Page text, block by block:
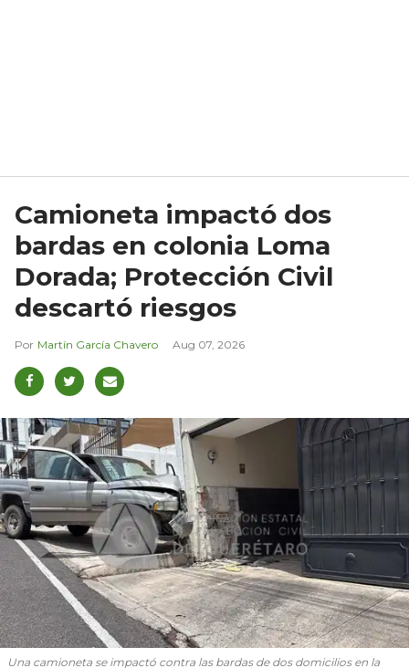
Camioneta impactó dos
bardas en colonia Loma
Dorada; Protección Civil
descartó riesgos
Martín García Chavero Aug 07, 2026
Una camioneta se impactó contra las bardas de dos domicilios en la